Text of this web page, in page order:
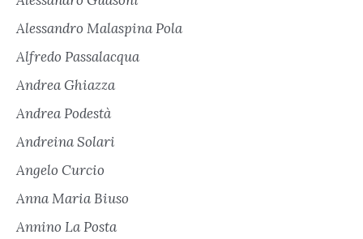
Alessandro Malaspina Pola
Alfredo Passalacqua
Andrea Ghiazza
Andrea Podestà
Andreina Solari
Angelo Curcio
Anna Maria Biuso
Annino La Posta